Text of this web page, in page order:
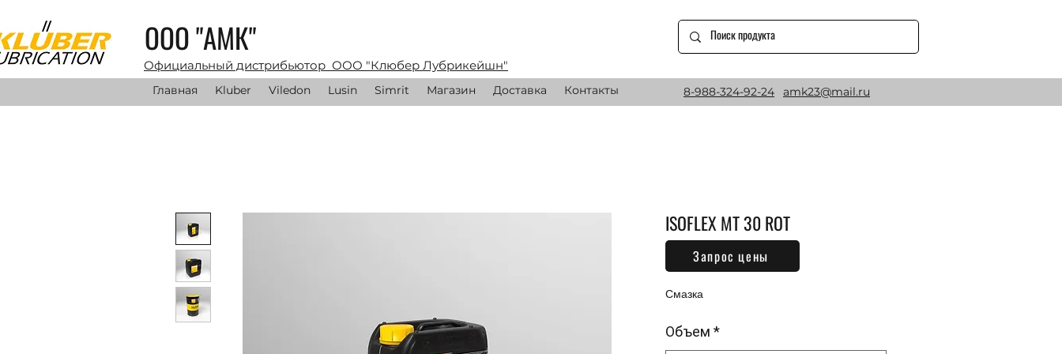
ООО "АМК"
Главная Kluber Viledon Lusin Simrit Магазин Доставка Контакты 8-988-324-92-24 amk23@mail.ru
Официальный дистрибьютор ООО "Клюбер Лубрикейшн"
ISOFLEX MT 30 ROT
0,00 ₽Цена
Смазка
Объем *
Запрос цены